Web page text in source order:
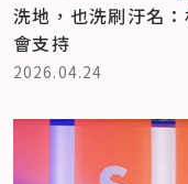
洗地，也洗刷汙名
會支持
2026.04.24